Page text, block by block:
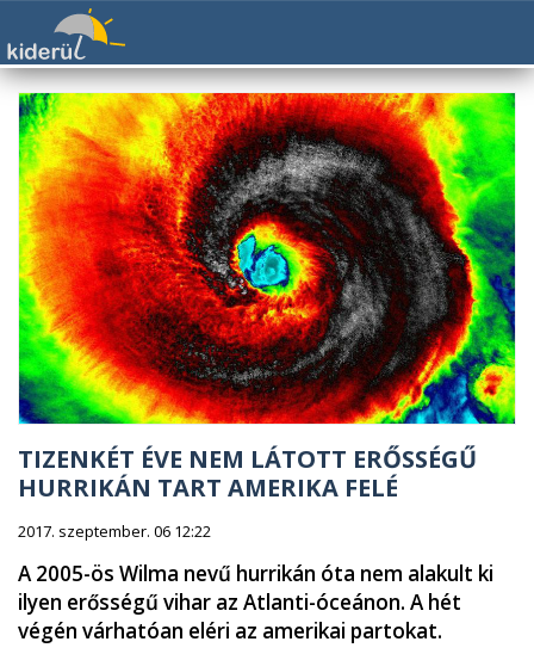
TIZENKÉT ÉVE NEM LÁTOTT ERŐSSÉGŰ
HURRIKÁN TART AMERIKA FELÉ
2017. szeptember. 06 12:22
A 2005-ös Wilma nevű hurrikán óta nem alakult ki
ilyen erősségű vihar az Atlanti-óceánon. A hét
végén várhatóan eléri az amerikai partokat.